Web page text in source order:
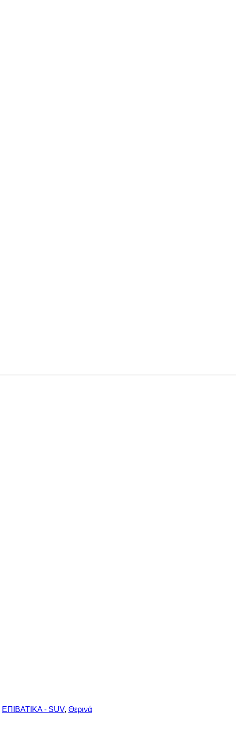
ΕΠΙΒΑΤΙΚΑ - SUV, Θερινά